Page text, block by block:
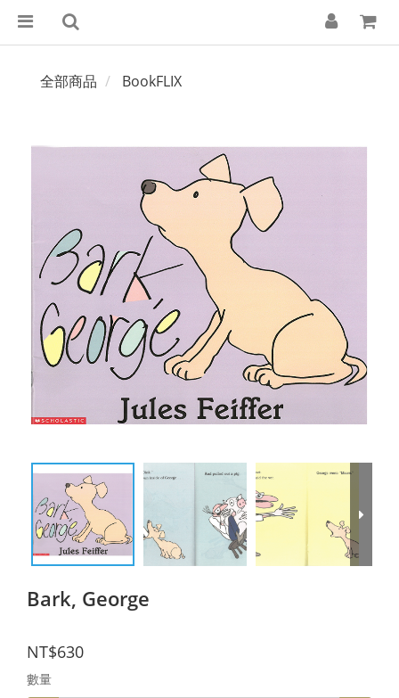
全部商品 BookFLIX
Bark, George
NT$630
數量